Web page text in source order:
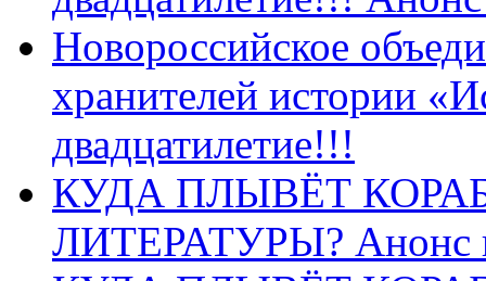
Новороссийское
хранителей истории
двадцатилетие!!!
КУДА ПЛЫВЁТ
ЛИТЕРАТУРЫ? Анонс